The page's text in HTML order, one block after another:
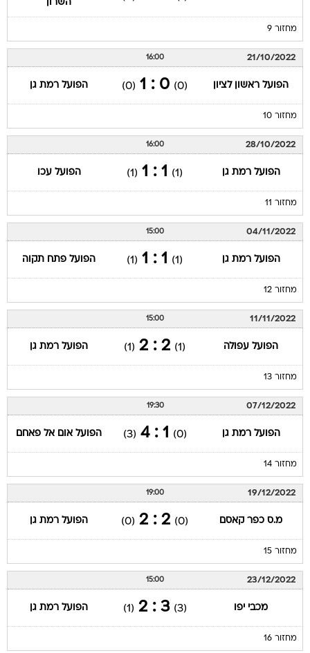
השרון
מחזור 9
21/10/2022
16:00
הפועל ראשון לציון (0)
0 : 1
(0) הפועל רמת גן
מחזור 10
28/10/2022
16:00
הפועל רמת גן (1)
1 : 1
(1) הפועל עכו
מחזור 11
04/11/2022
15:00
הפועל רמת גן (1)
1 : 1
(1) הפועל פתח תקוה
מחזור 12
11/11/2022
15:00
הפועל עפולה (1)
2 : 2
(1) הפועל רמת גן
מחזור 13
07/12/2022
19:30
הפועל רמת גן (0)
1 : 4
(3) הפועל אום אל פאחם
מחזור 14
19/12/2022
19:00
מ.ס כפר קאסם (0)
2 : 2
(0) הפועל רמת גן
מחזור 15
23/12/2022
15:00
מכבי יפו (3)
3 : 2
(1) הפועל רמת גן
מחזור 16